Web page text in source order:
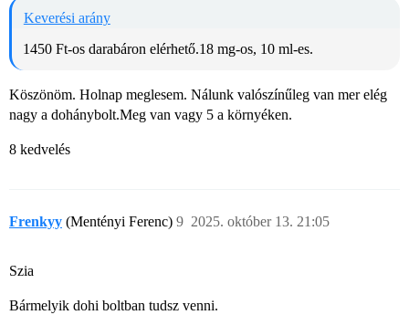
Keverési arány
1450 Ft-os darabáron elérhető.18 mg-os, 10 ml-es.
Köszönöm. Holnap meglesem. Nálunk valószínűleg van mer elég
nagy a dohánybolt.Meg van vagy 5 a környéken.
8 kedvelés
Frenkyy (Mentényi Ferenc) 2025. október 13. 21:05
9
Szia
Bármelyik dohi boltban tudsz venni.